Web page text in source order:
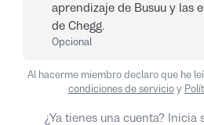
aprendizaje de Busuu y las
de Chegg.
Opcional
Al hacerme miembro declaro que he
condiciones de servicioy
¿Ya tienes una cuenta? Inicia